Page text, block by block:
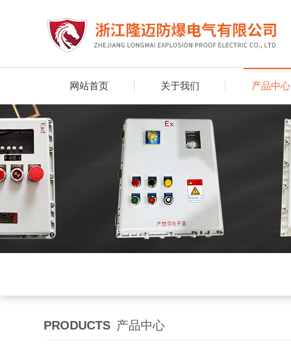
网站首页 关于我们 产品中心
PRODUCTS 产品中心